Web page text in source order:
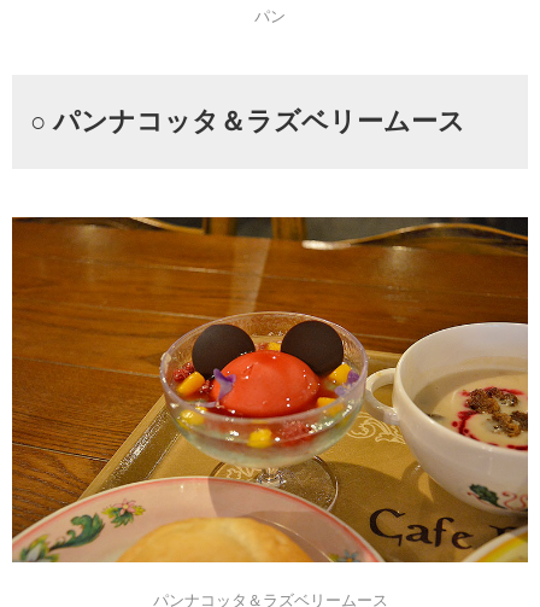
パン
○ パンナコッタ＆ラズベリームース
パンナコッタ＆ラズベリームース